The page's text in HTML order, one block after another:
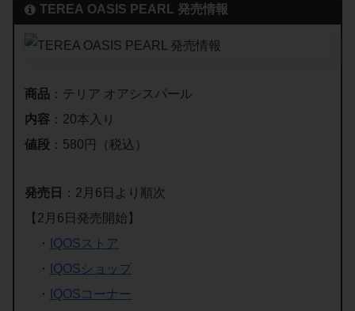
TEREA OASIS PEARL 発売情報
商品 ：テリア オアシスパール
内容：20本入り
値段：580円（税込）
発売日
：2月6日より順次
【2月6日発売開始】
・
IQOSストア
・
IQOSショップ
・
IQOSコーナー